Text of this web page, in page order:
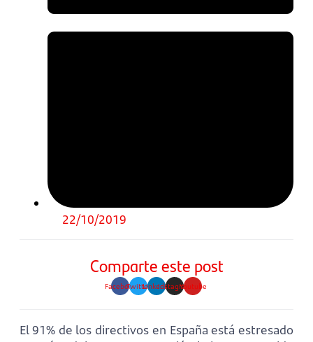
22/10/2019
Comparte este post
FacebookTwitterLinkedinInstagramYoutube
El 91% de los directivos en España está estresado